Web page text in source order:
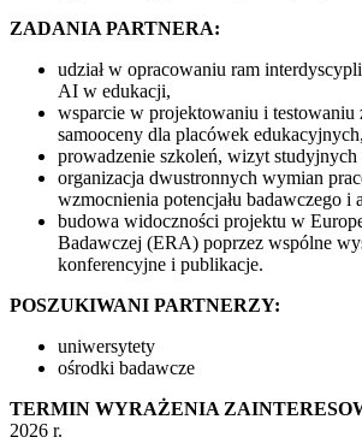
ZADANIA PARTNERA:
udział w opracowaniu ram
AI w edukacji,
wsparcie w projektowaniu i testowaniu
samooceny dla placówek edukacyjnych,
prowadzenie szkoleń, wizyt studyjnych
organizacja dwustronnych wymian
wzmocnienia potencjału badawczego i
budowa widoczności projektu w
Badawczej (ERA) poprzez wspólne
konferencyjne i publikacje.
POSZUKIWANI PARTNERZY:
uniwersytety
ośrodki badawcze
TERMIN WYRAŻENIA
2026 r.